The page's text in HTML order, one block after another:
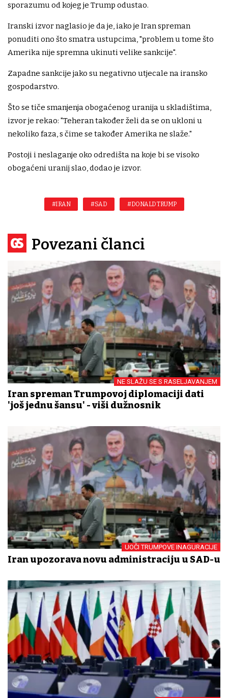
sporazumu od kojeg je Trump odustao.
Iranski izvor naglasio je da je, iako je Iran spreman
ponuditi ono što smatra ustupcima, "problem u tome što
Amerika nije spremna ukinuti velike sankcije".
Zapadne sankcije jako su negativno utjecale na iransko
gospodarstvo.
Što se tiče smanjenja obogaćenog uranija u skladištima,
izvor je rekao: "Teheran također želi da se on ukloni u
nekoliko faza, s čime se također Amerika ne slaže."
Postoji i neslaganje oko odredišta na koje bi se visoko
obogaćeni uranij slao, dodao je izvor.
#IRAN #SAD #DONALD TRUMP
Povezani članci
NE SLAŽU SE S RASELJAVANJEM
Iran spreman Trumpovoj diplomaciji dati
'još jednu šansu' - viši dužnosnik
UOČI TRUMPOVE INAGURACIJE
Iran upozorava novu administraciju u SAD-u